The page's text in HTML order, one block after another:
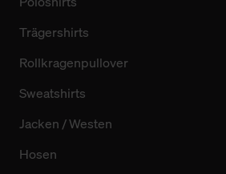
Trägershirts
Rollkragenpullover
Sweatshirts
Jacken / Westen
Hosen